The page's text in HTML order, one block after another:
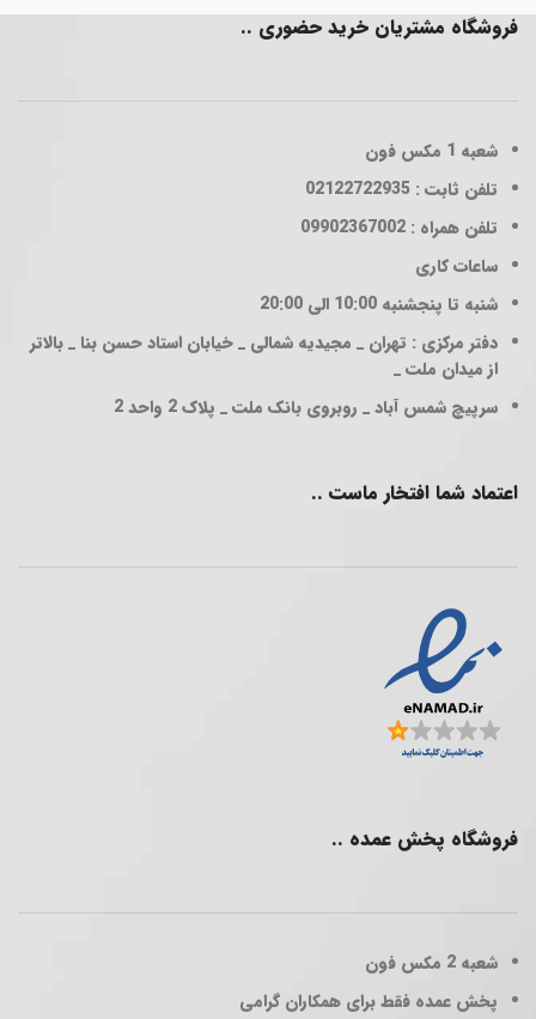
فروشگاه مشتریان خرید حضوری ..
شعبه 1
مکس فون
تلفن ثابت : 02122722935
تلفن همراه : 09902367002
ساعات کاری
شنبه تا پنجشنبه 10:00 الی 20:00
دفتر مرکزی : تهران _ مجیدیه شمالی _ خیابان استاد حسن بنا _ بالاتر
از میدان ملت _
سرپیچ شمس آباد _ روبروی بانک ملت _ پلاک 2 واحد 2
اعتماد شما افتخار ماست ..
فروشگاه پخش عمده ..
شعبه 2
مکس فون
پخش عمده فقط برای همکاران گرامی